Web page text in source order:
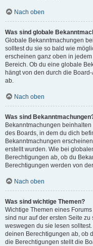
Nach oben
Was sind globale
Globale Bekanntmachungen
solltest du sie so bald wie
erscheinen ganz oben in
Bereich. Ob du eine globale
hängt von den durch die
ab.
Nach oben
Was sind
Bekanntmachungen
des Boards, in dem du dich
Bekanntmachungen
erstellt wurden. Wie bei
Berechtigungen ab, ob du
Berechtigungen werden von
Nach oben
Was sind wichtige Themen?
Wichtige Themen eines
sind nur auf der ersten Seite
weswegen du sie lesen
deinen Berechtigungen ab, ob
die Berechtigungen stellt die